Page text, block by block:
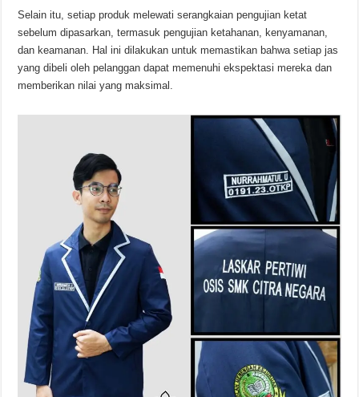
Selain itu, setiap produk melewati serangkaian pengujian ketat
sebelum dipasarkan, termasuk pengujian ketahanan, kenyamanan,
dan keamanan. Hal ini dilakukan untuk memastikan bahwa setiap jas
yang dibeli oleh pelanggan dapat memenuhi ekspektasi mereka dan
memberikan nilai yang maksimal.